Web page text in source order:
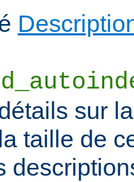
sur
taille de